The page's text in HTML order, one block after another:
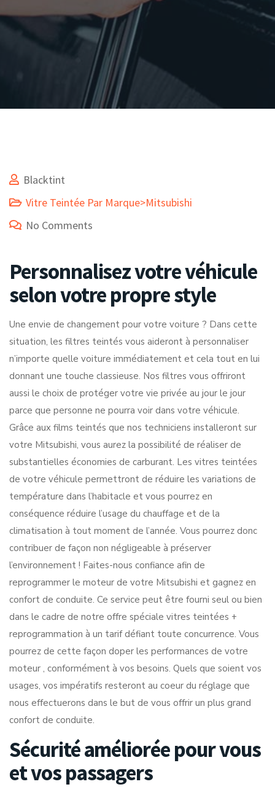
Blacktint
Vitre Teintée Par Marque>Mitsubishi
No Comments
Personnalisez votre véhicule
selon votre propre style
Une envie de changement pour votre voiture ? Dans cette
situation, les filtres teintés vous aideront à personnaliser
n’importe quelle voiture immédiatement et cela tout en lui
donnant une touche classieuse. Nos filtres vous offriront
aussi le choix de protéger votre vie privée au jour le jour
parce que personne ne pourra voir dans votre véhicule.
Grâce aux films teintés que nos techniciens installeront sur
votre Mitsubishi, vous aurez la possibilité de réaliser de
substantielles économies de carburant. Les vitres teintées
de votre véhicule permettront de réduire les variations de
température dans l’habitacle et vous pourrez en
conséquence réduire l’usage du chauffage et de la
climatisation à tout moment de l’année. Vous pourrez donc
contribuer de façon non négligeable à préserver
l’environnement ! Faites-nous confiance afin de
reprogrammer le moteur de votre Mitsubishi et gagnez en
confort de conduite. Ce service peut être fourni seul ou bien
dans le cadre de notre offre spéciale vitres teintées +
reprogrammation à un tarif défiant toute concurrence. Vous
pourrez de cette façon doper les performances de votre
moteur , conformément à vos besoins. Quels que soient vos
usages, vos impératifs resteront au coeur du réglage que
nous effectuerons dans le but de vous offrir un plus grand
confort de conduite.
Sécurité améliorée pour vous
et vos passagers